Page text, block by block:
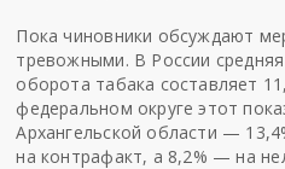
Пока чиновники обсуждают
тревожными. В России
оборота табака составляет
федеральном округе этот
Архангельской области —
на контрафакт, а 8,2% — на